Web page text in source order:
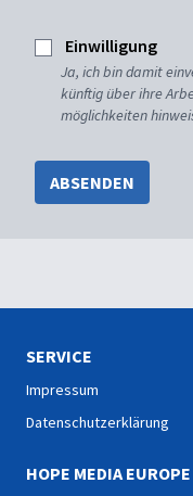
Einwilligung
Ja, ich bin damit
künftig über ihre
möglichkeiten
ABSENDEN
SERVICE
Impressum
Datenschutzerklärung
HOPE MEDIA EUROPE